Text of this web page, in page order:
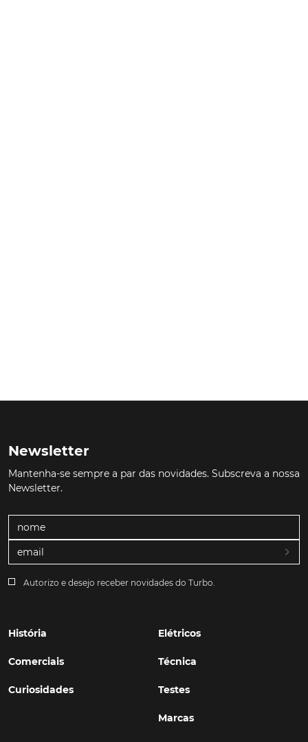
Newsletter
Mantenha-se sempre a par das novidades. Subscreva a nossa
Newsletter.
Autorizo e desejo receber novidades do Turbo.
História
Comerciais
Curiosidades
Elétricos
Técnica
Testes
Marcas